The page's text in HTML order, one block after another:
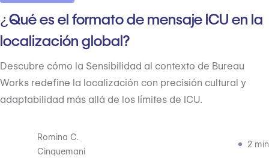
¿Qué es el formato de mensaje ICU en la
localización global?
Descubre cómo la Sensibilidad al contexto de Bureau
Works redefine la localización con precisión cultural y
adaptabilidad más allá de los límites de ICU.
Romina C.
Cinquemani
2 min